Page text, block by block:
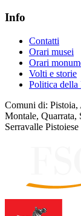
Info
Contatti
Orari musei
Orari
Volti e storie
Politica della
Comuni di:
Montale, Quarrata,
Serravalle Pistoiese